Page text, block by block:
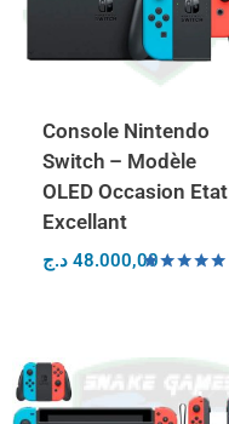
Console Nintendo
Switch – Modèle
OLED Occasion Etat
Excellant
48.000,00 د.ج